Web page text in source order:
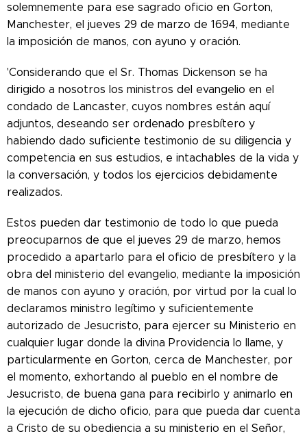
solemnemente para ese sagrado oficio en Gorton,
Manchester, el jueves 29 de marzo de 1694, mediante
la imposición de manos, con ayuno y oración.
'Considerando que el Sr. Thomas Dickenson se ha
dirigido a nosotros los ministros del evangelio en el
condado de Lancaster, cuyos nombres están aquí
adjuntos, deseando ser ordenado presbítero y
habiendo dado suficiente testimonio de su diligencia y
competencia en sus estudios, e intachables de la vida y
la conversación, y todos los ejercicios debidamente
realizados.
Estos pueden dar testimonio de todo lo que pueda
preocuparnos de que el jueves 29 de marzo, hemos
procedido a apartarlo para el oficio de presbítero y la
obra del ministerio del evangelio, mediante la imposición
de manos con ayuno y oración, por virtud por la cual lo
declaramos ministro legítimo y suficientemente
autorizado de Jesucristo, para ejercer su Ministerio en
cualquier lugar donde la divina Providencia lo llame, y
particularmente en Gorton, cerca de Manchester, por
el momento, exhortando al pueblo en el nombre de
Jesucristo, de buena gana para recibirlo y animarlo en
la ejecución de dicho oficio, para que pueda dar cuenta
a Cristo de su obediencia a su ministerio en el Señor,